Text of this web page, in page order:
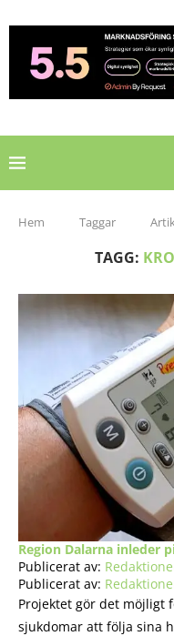
Hem Taggar
TAGG:
Region Dalarna inleder
Publicerat av:
Publicerat av:
Projektet gör det möjligt
sjukdomar att följa sina